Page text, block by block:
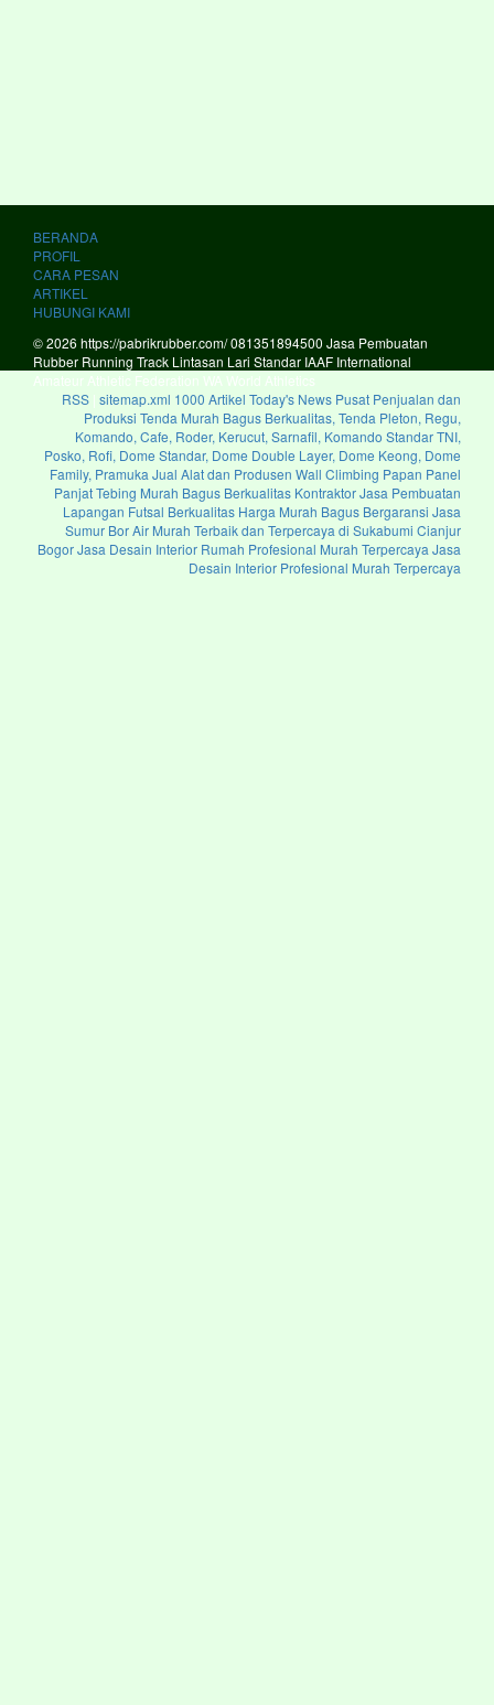
BERANDA
PROFIL
CARA PESAN
ARTIKEL
HUBUNGI KAMI
© 2026 https://pabrikrubber.com/ 081351894500 Jasa Pembuatan
Rubber Running Track Lintasan Lari Standar IAAF International
Amateur Athletic Federation WA World Athletics
RSS sitemap.xml 1000 Artikel Today's News Pusat Penjualan dan
Produksi Tenda Murah Bagus Berkualitas, Tenda Pleton, Regu,
Komando, Cafe, Roder, Kerucut, Sarnafil, Komando Standar TNI,
Posko, Rofi, Dome Standar, Dome Double Layer, Dome Keong, Dome
Family, Pramuka Jual Alat dan Produsen Wall Climbing Papan Panel
Panjat Tebing Murah Bagus Berkualitas Kontraktor Jasa Pembuatan
Lapangan Futsal Berkualitas Harga Murah Bagus Bergaransi Jasa
Sumur Bor Air Murah Terbaik dan Terpercaya di Sukabumi Cianjur
BogorJasa Desain Interior Rumah Profesional Murah Terpercaya Jasa
Desain Interior Profesional Murah Terpercaya